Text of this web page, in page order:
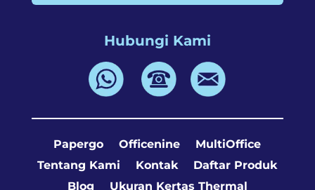
Hubungi Kami
Papergo Officenine
MultiOffice
Tentang Kami
Kontak
Daftar Produk
Blog
Ukuran Kertas Thermal